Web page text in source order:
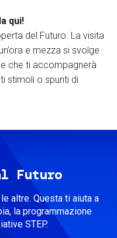
qui!
del Futuro. La visita
e mezza si svolge
che ti accompagnerà
stimoli o spunti di
Futuro
altre. Questa ti aiuta a
la programmazione
STEP.